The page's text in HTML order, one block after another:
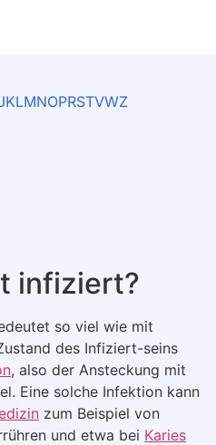
KLMNOPRSTVWZ
infiziert?
so viel wie mit
des Infiziert-seins
, also der Ansteckung mit
Eine solche Infektion kann
zum Beispiel von
und etwa bei Karies